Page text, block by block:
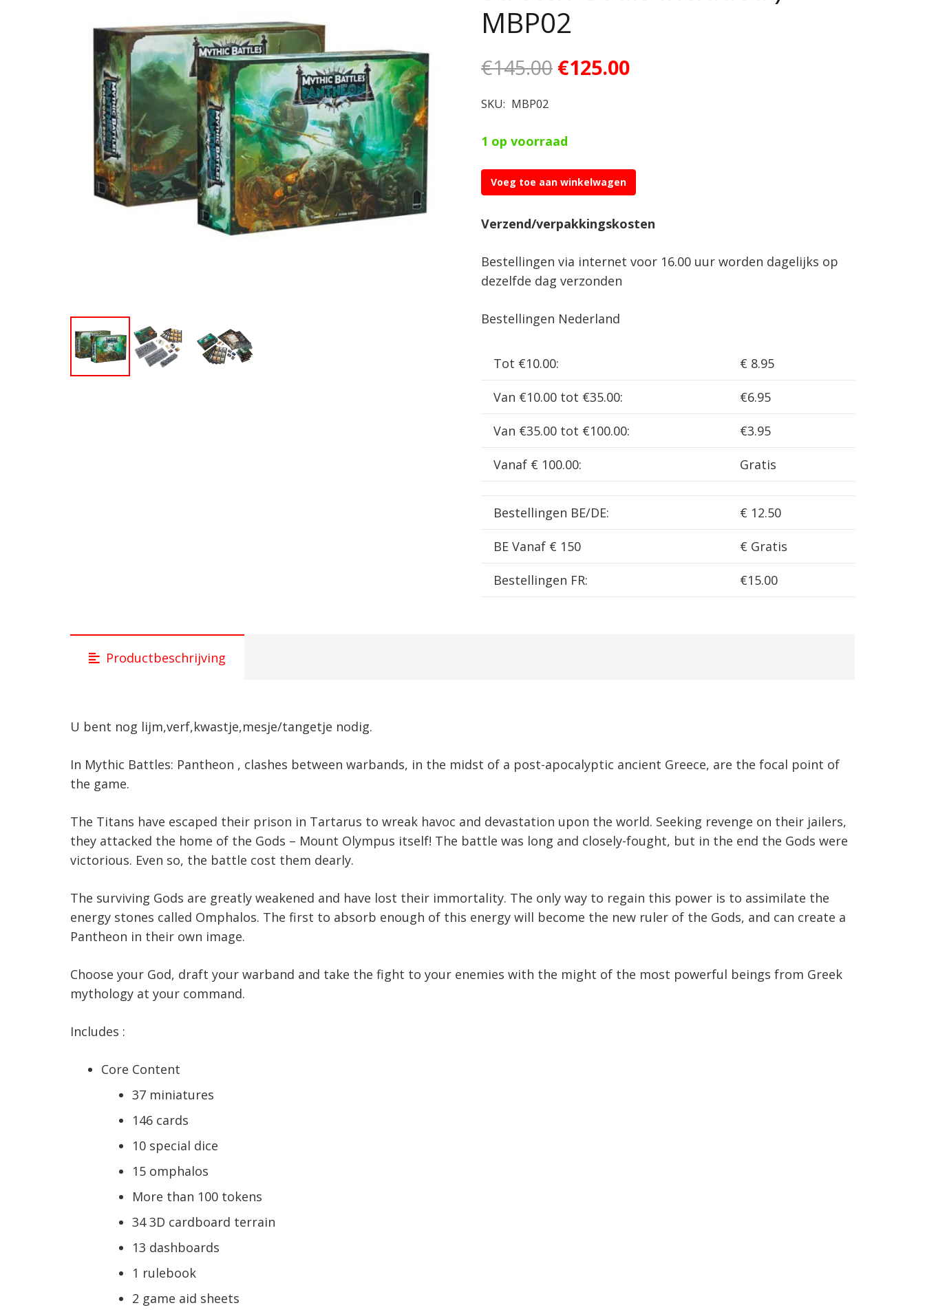
MBP02
€145.00 Oorspronkelijke
€125.00Huidige
SKU: MBP02
1 op voorraad
Mythic
Pantheon
All
Stretch
Included
MBP02
Voeg toe aan winkelwagen
Verzend/verpakkingskosten
Bestellingen via internet voor 16.00 uur worden dagelijks op
dezelfde dag verzonden
Bestellingen Nederland
Tot €10.00: € 8.95
Van €10.00 tot €35.00: €6.95
Van €35.00 tot €100.00: €3.95
Vanaf € 100.00: Gratis
Bestellingen BE/DE: € 12.50
BE Vanaf € 150 € Gratis
Bestellingen FR: €15.00
Productbeschrijving
U bent nog lijm,verf,kwastje,mesje/tangetje nodig.
In Mythic Battles: Pantheon , clashes between warbands, in the midst of a post-apocalyptic ancient Greece, are the focal point of
the game.
The Titans have escaped their prison in Tartarus to wreak havoc and devastation upon the world. Seeking revenge on their jailers,
they attacked the home of the Gods – Mount Olympus itself! The battle was long and closely-fought, but in the end the Gods were
victorious. Even so, the battle cost them dearly.
The surviving Gods are greatly weakened and have lost their immortality. The only way to regain this power is to assimilate the
energy stones called Omphalos. The first to absorb enough of this energy will become the new ruler of the Gods, and can create a
Pantheon in their own image.
Choose your God, draft your warband and take the fight to your enemies with the might of the most powerful beings from Greek
mythology at your command.
Includes :
Core Content
37 miniatures
146 cards
10 special dice
15 omphalos
More than 100 tokens
34 3D cardboard terrain
13 dashboards
1 rulebook
2 game aid sheets